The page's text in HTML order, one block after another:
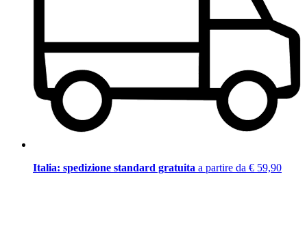
Italia: spedizione standard gratuita a partire da € 59,90